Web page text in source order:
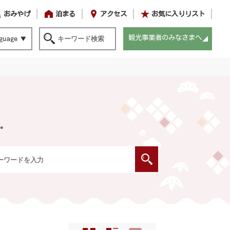
おみやげ 泊まる アクセス お気に入りリスト
観光事業者のみなさまへ